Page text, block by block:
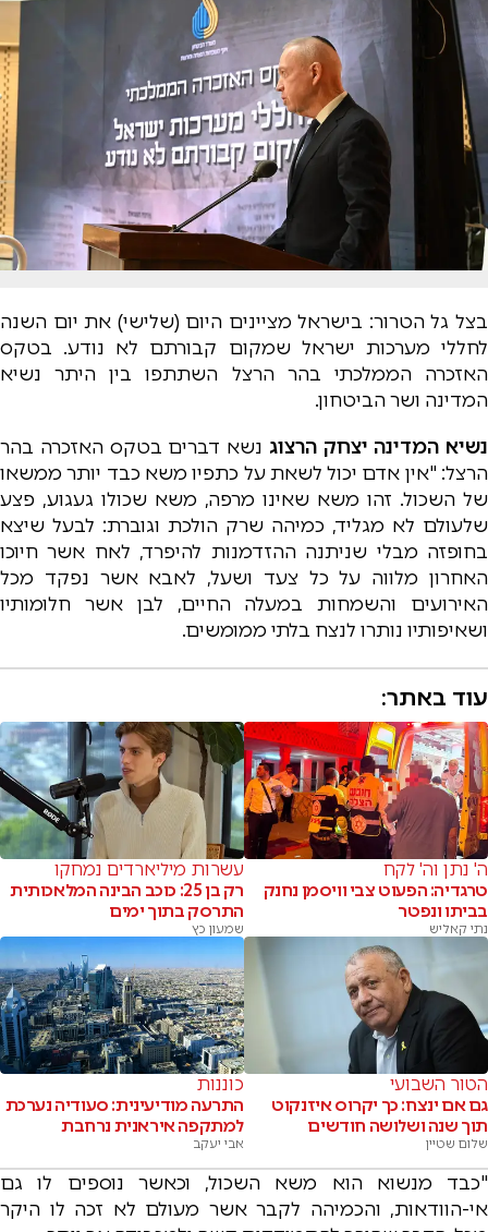
בצל גל הטרור: בישראל מציינים היום (שלישי) את יום השנה
לחללי מערכות ישראל שמקום קבורתם לא נודע. בטקס
האזכרה הממלכתי בהר הרצל השתתפו בין היתר נשיא
המדינה ושר הביטחון.
נשיא המדינה יצחק הרצוג נשא דברים בטקס האזכרה בהר
הרצל: "אין אדם יכול לשאת על כתפיו משא כבד יותר ממשאו
של השכול. זהו משא שאינו מרפה, משא שכולו געגוע, פצע
שלעולם לא מגליד, כמיהה שרק הולכת וגוברת: לבעל שיצא
בחופזה מבלי שניתנה ההזדמנות להיפרד, לאח אשר חיוכו
האחרון מלווה על כל צעד ושעל, לאבא אשר נפקד מכל
האירועים והשמחות במעלה החיים, לבן אשר חלומותיו
ושאיפותיו נותרו לנצח בלתי ממומשים.
עוד באתר:
ה' נתן וה' לקח
טרגדיה: הפעוט צבי וויסמן נחנק
בביתו ונפטר
נתי קאליש
עשרות מיליארדים נמחקו
רק בן 25: כוכב הבינה המלאכותית
התרסק בתוך ימים
שמעון כץ
הטור השבועי
גם אם ינצח: כך יקרוס איזנקוט
תוך שנה ושלושה חודשים
שלום שטיין
כוננות
התרעה מודיעינית: סעודיה נערכת
למתקפה איראנית נרחבת
אבי יעקב
"כבד מנשוא הוא משא השכול, וכאשר נוספים לו גם
אי-הוודאות, והכמיהה לקבר אשר מעולם לא זכה לו היקר